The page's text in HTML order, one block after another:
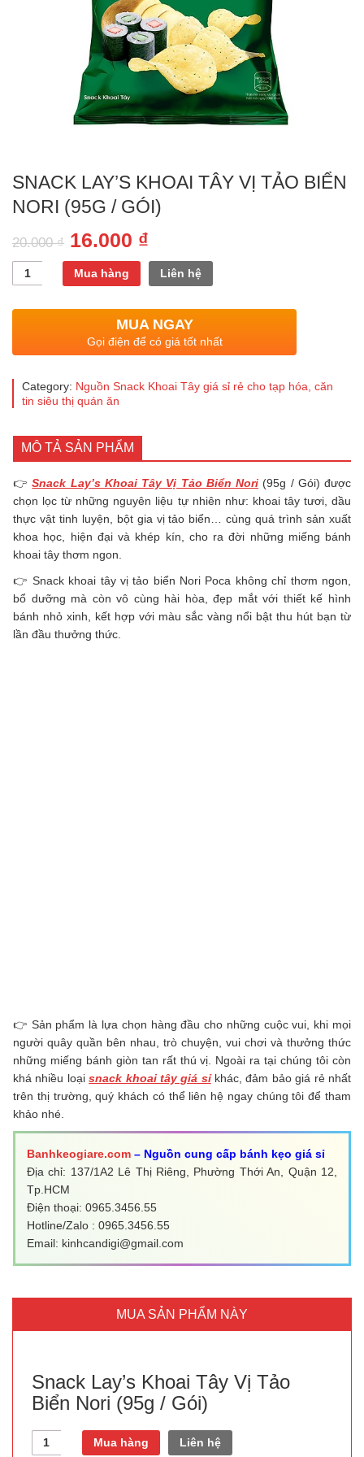
SNACK LAY’S KHOAI TÂY VỊ TẢO BIỂN
NORI (95G / GÓI)
20.000₫ 16.000 ₫
Quantity Mua hàng Liên hệ
MUA NGAY
Gọi điện để có giá tốt nhất
Category: Nguồn Snack Khoai Tây giá sỉ rẻ cho tạp hóa, căn
tin siêu thị quán ăn
MÔ TẢ SẢN PHẨM
👉Snack Lay’s Khoai Tây Vị Tảo Biển Nori (95g / Gói) được
chọn lọc từ những nguyên liệu tự nhiên như: khoai tây tươi, dầu
thực vật tinh luyện, bột gia vị tảo biển… cùng quá trình sản xuất
khoa học, hiện đại và khép kín, cho ra đời những miếng bánh
khoai tây thơm ngon.
👉 Snack khoai tây vị tảo biển Nori Poca không chỉ thơm ngon,
bổ dưỡng mà còn vô cùng hài hòa, đẹp mắt với thiết kế hình
bánh nhỏ xinh, kết hợp với màu sắc vàng nổi bật thu hút bạn từ
lần đầu thưởng thức.
👉 Sản phẩm là lựa chọn hàng đầu cho những cuộc vui, khi mọi
người quây quần bên nhau, trò chuyện, vui chơi và thưởng thức
những miếng bánh giòn tan rất thú vị. Ngoài ra tại chúng tôi còn
khá nhiều loạisnack khoai tây giá sỉkhác, đảm bảo giá rẻ nhất
trên thị trường, quý khách có thể liên hệ ngay chúng tôi để tham
khảo nhé.
Banhkeogiare.com – Nguồn cung cấp bánh kẹo giá sỉ
Địa chỉ: 137/1A2 Lê Thị Riêng, Phường Thới An, Quận 12,
Tp.HCM
Điện thoại: 0965.3456.55
Hotline/Zalo : 0965.3456.55
Email: kinhcandigi@gmail.com
MUA SẢN PHẨM NÀY
Snack Lay’s Khoai Tây Vị Tảo
Biển Nori (95g / Gói)
Quantity Mua hàng Liên hệ